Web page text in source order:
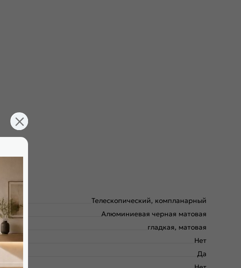
Телескопический, компланарный
Алюминиевая черная матовая
гладкая, матовая
Нет
Да